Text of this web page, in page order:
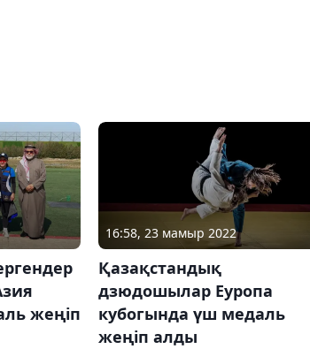
жеңіп
16:58, 23 мамыр 2022
Қазақстандық
дзюдошылар Еуропа
кубогында үш медаль
жеңіп алды